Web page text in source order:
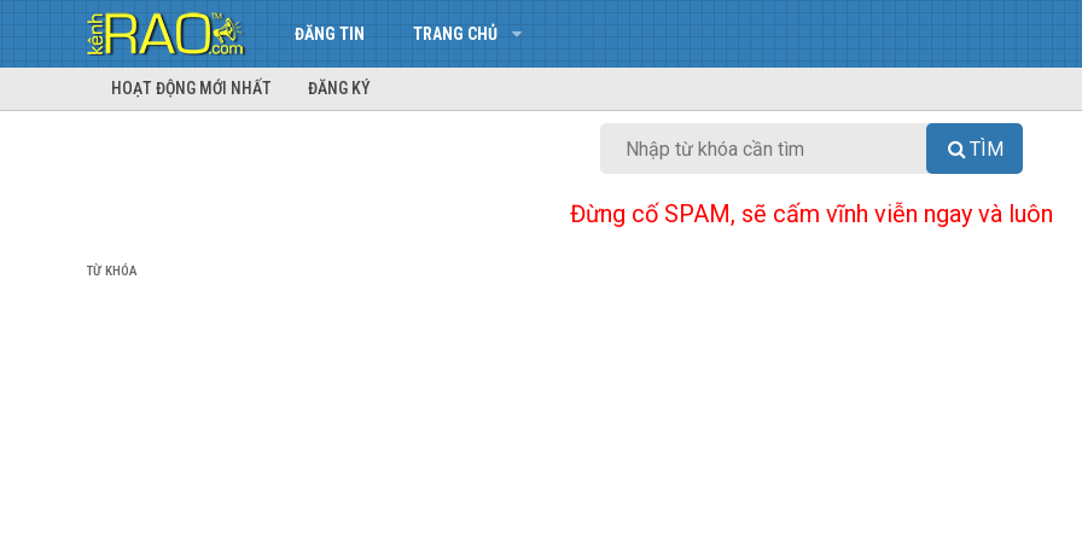
ĐĂNG TIN TRANG CHỦ
HOẠT ĐỘNG MỚI NHẤT ĐĂNG KÝ
TÌM
Đừng cố SPAM, sẽ cấm vĩnh viễn ngay và luôn
TỪ KHÓA